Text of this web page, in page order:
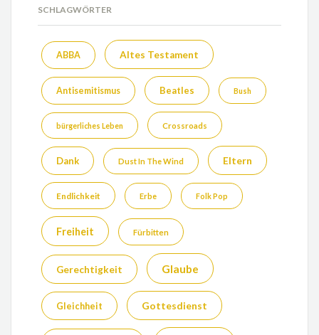
SCHLAGWÖRTER
ABBA Altes Testament
Antisemitismus Beatles Bush
bürgerliches Leben Crossroads
Dank Dust In The Wind Eltern
Endlichkeit Erbe Folk Pop
Freiheit Fürbitten
Gerechtigkeit Glaube
Gleichheit Gottesdienst